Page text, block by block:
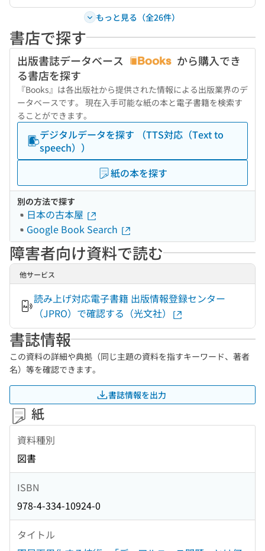
もっと見る（全26件）
書店で探す
出版書誌データベース
から購入でき
る書店を探す
『Books』は各出版社から提供された情報による出版業界のデ
ータベースです。 現在入手可能な紙の本と電子書籍を検索す
ることができます。
デジタルデータを探す （TTS対応（Text to
speech））
紙の本を探す
別の方法で探す
日本の古本屋
Google Book Search
障害者向け資料で読む
他サービス
読み上げ対応電子書籍 出版情報登録センター
（JPRO）で確認する（光文社）
書誌情報
この資料の詳細や典拠（同じ主題の資料を指すキーワード、著者
名）等を確認できます。
書誌情報を出力
紙
資料種別
図書
ISBN
978-4-334-10924-0
タイトル